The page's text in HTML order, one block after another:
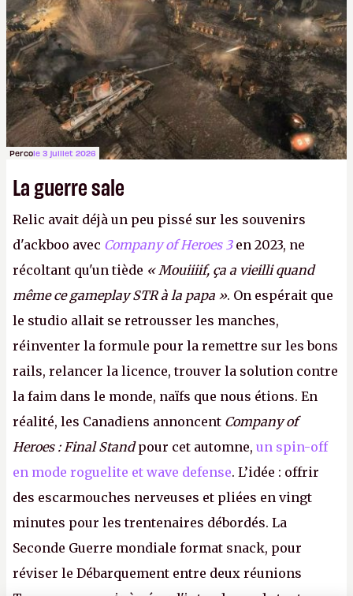
augmentation à Ivan Le Fou.A.
Percole 3 juillet 2026
La guerre sale
Relic avait déjà un peu pissé sur les souvenirs
d'ackboo avec Company of Heroes 3en 2023, ne
récoltant qu'un tiède « Mouiiiif, ça a vieilli quand
même ce gameplay STR à la papa ». On espérait que
le studio allait se retrousser les manches,
réinventer la formule pour la remettre sur les bons
rails, relancer la licence, trouver la solution contre
la faim dans le monde, naïfs que nous étions. En
réalité, les Canadiens annoncent Company of
Heroes : Final Standpour cet automne, un spin-off
en mode roguelite et wave defense. L’idée : offrir
des escarmouches nerveuses et pliées en vingt
minutes pour les trentenaires débordés. La
Seconde Guerre mondiale format snack, pour
réviser le Débarquement entre deux réunions